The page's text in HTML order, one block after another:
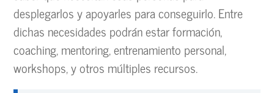
desplegarlos y apoyarles para conseguirlo. Entre
dichas necesidades podrán estar formación,
coaching, mentoring, entrenamiento personal,
workshops, y otros múltiples recursos.